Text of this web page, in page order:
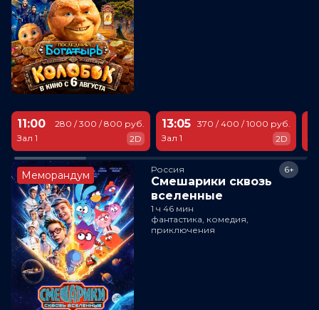
11:00
Зал 1
280 / 300 / 800 руб.
2D
13:05
Зал 1
370 / 400 / 1000 руб.
2D
Меморандум Россия
Смешарики сквозь
вселенные
6+
1 ч 46 мин
фантастика, комедия,
приключения